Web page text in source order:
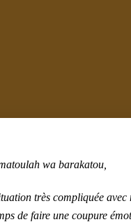
wa barakatou,
très compliquée
de faire une coupure